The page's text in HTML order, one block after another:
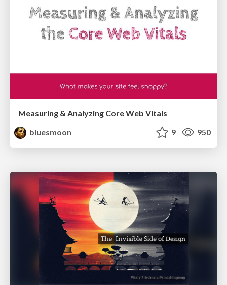
Measuring & Analyzing Core Web Vitals
bluesmoon
9 950